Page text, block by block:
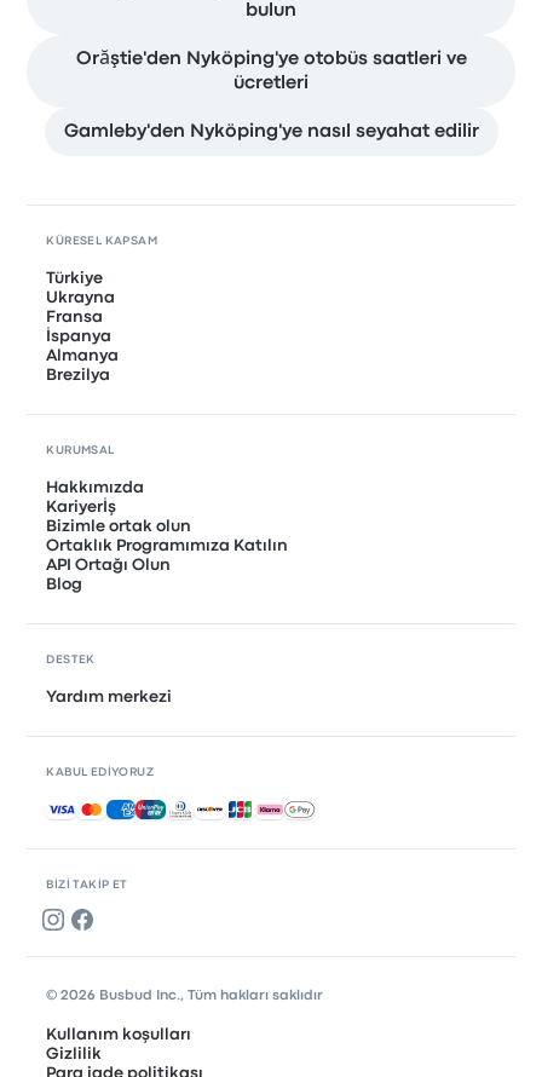
bulun
Orăştie'den Nyköping'ye otobüs saatleri ve
ücretleri
Gamleby'den Nyköping'ye nasıl seyahat edilir
BIZI TAKIP ET
KÜRESEL KAPSAM
Türkiye
Ukrayna
Fransa
İspanya
Almanya
Brezilya
KURUMSAL
Hakkımızda
Kariyerİş
Bizimle ortak olun
Ortaklık Programımıza Katılın
API Ortağı Olun
Blog
DESTEK
Yardım merkezi
KABUL EDIYORUZ
Kabul edilen ödemeler
© 2026 Busbud Inc., Tüm hakları saklıdır
Kullanım koşulları
Gizlilik
Para iade politikası